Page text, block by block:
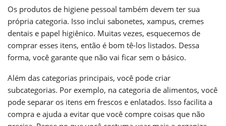
Os produtos de higiene pessoal também devem ter sua
própria categoria. Isso inclui sabonetes, xampus, cremes
dentais e papel higiênico. Muitas vezes, esquecemos de
comprar esses itens, então é bom tê-los listados. Dessa
forma, você garante que não vai ficar sem o básico.
Além das categorias principais, você pode criar
subcategorias. Por exemplo, na categoria de alimentos, você
pode separar os itens em frescos e enlatados. Isso facilita a
compra e ajuda a evitar que você compre coisas que não